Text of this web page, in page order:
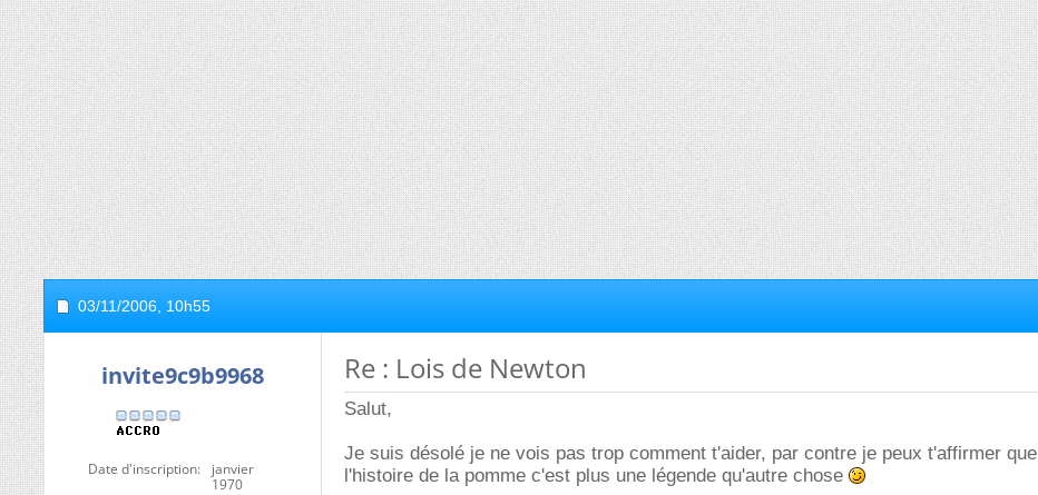
03/11/2006, 10h55
invite9c9b9968
Date d'inscription
janvier
1970
Re : Lois de Newton
Salut,
Je suis désolé je ne vois pas trop comment t'aider, par contre je peux t'affirmer que
l'histoire de la pomme c'est plus une légende qu'autre chose